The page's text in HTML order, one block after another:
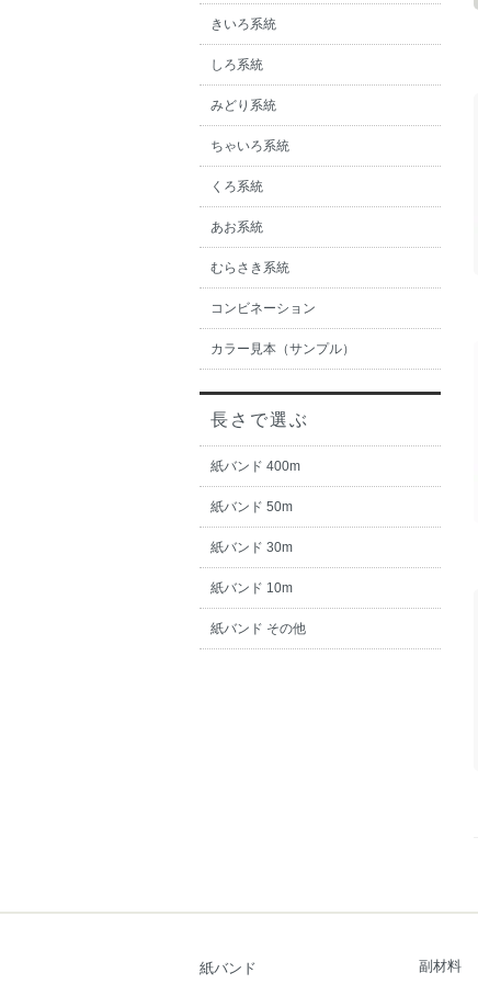
きいろ系統
しろ系統
みどり系統
ちゃいろ系統
くろ系統
あお系統
むらさき系統
コンビネーション
カラー見本（サンプル）
長さで選ぶ
紙バンド 400m
紙バンド 50m
紙バンド 30m
紙バンド 10m
紙バンド その他
紙バンド 副材料